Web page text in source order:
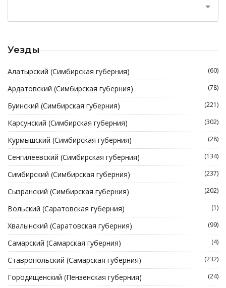
Уезды
Алатырский (Симбирская губерния) (60)
Ардатовский (Симбирская губерния) (78)
Буинский (Симбирская губерния) (221)
Карсунский (Симбирская губерния) (302)
Курмышский (Симбирская губерния) (28)
Сенгилеевский (Симбирская губерния) (134)
Симбирский (Симбирская губерния) (237)
Сызранский (Симбирская губерния) (202)
Вольский (Саратовская губерния) (1)
Хвалынский (Саратовская губерния) (99)
Самарский (Самарская губерния) (4)
Ставропольский (Самарская губерния) (232)
Городищенский (Пензенская губерния) (24)